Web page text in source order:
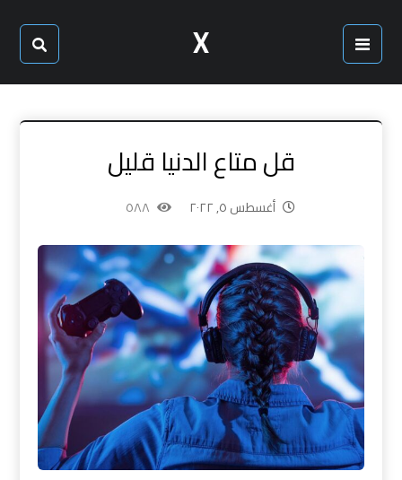
X
قل متاع الدنيا قليل
أغسطس ٥, ٢٠٢٢ ٥٨٨